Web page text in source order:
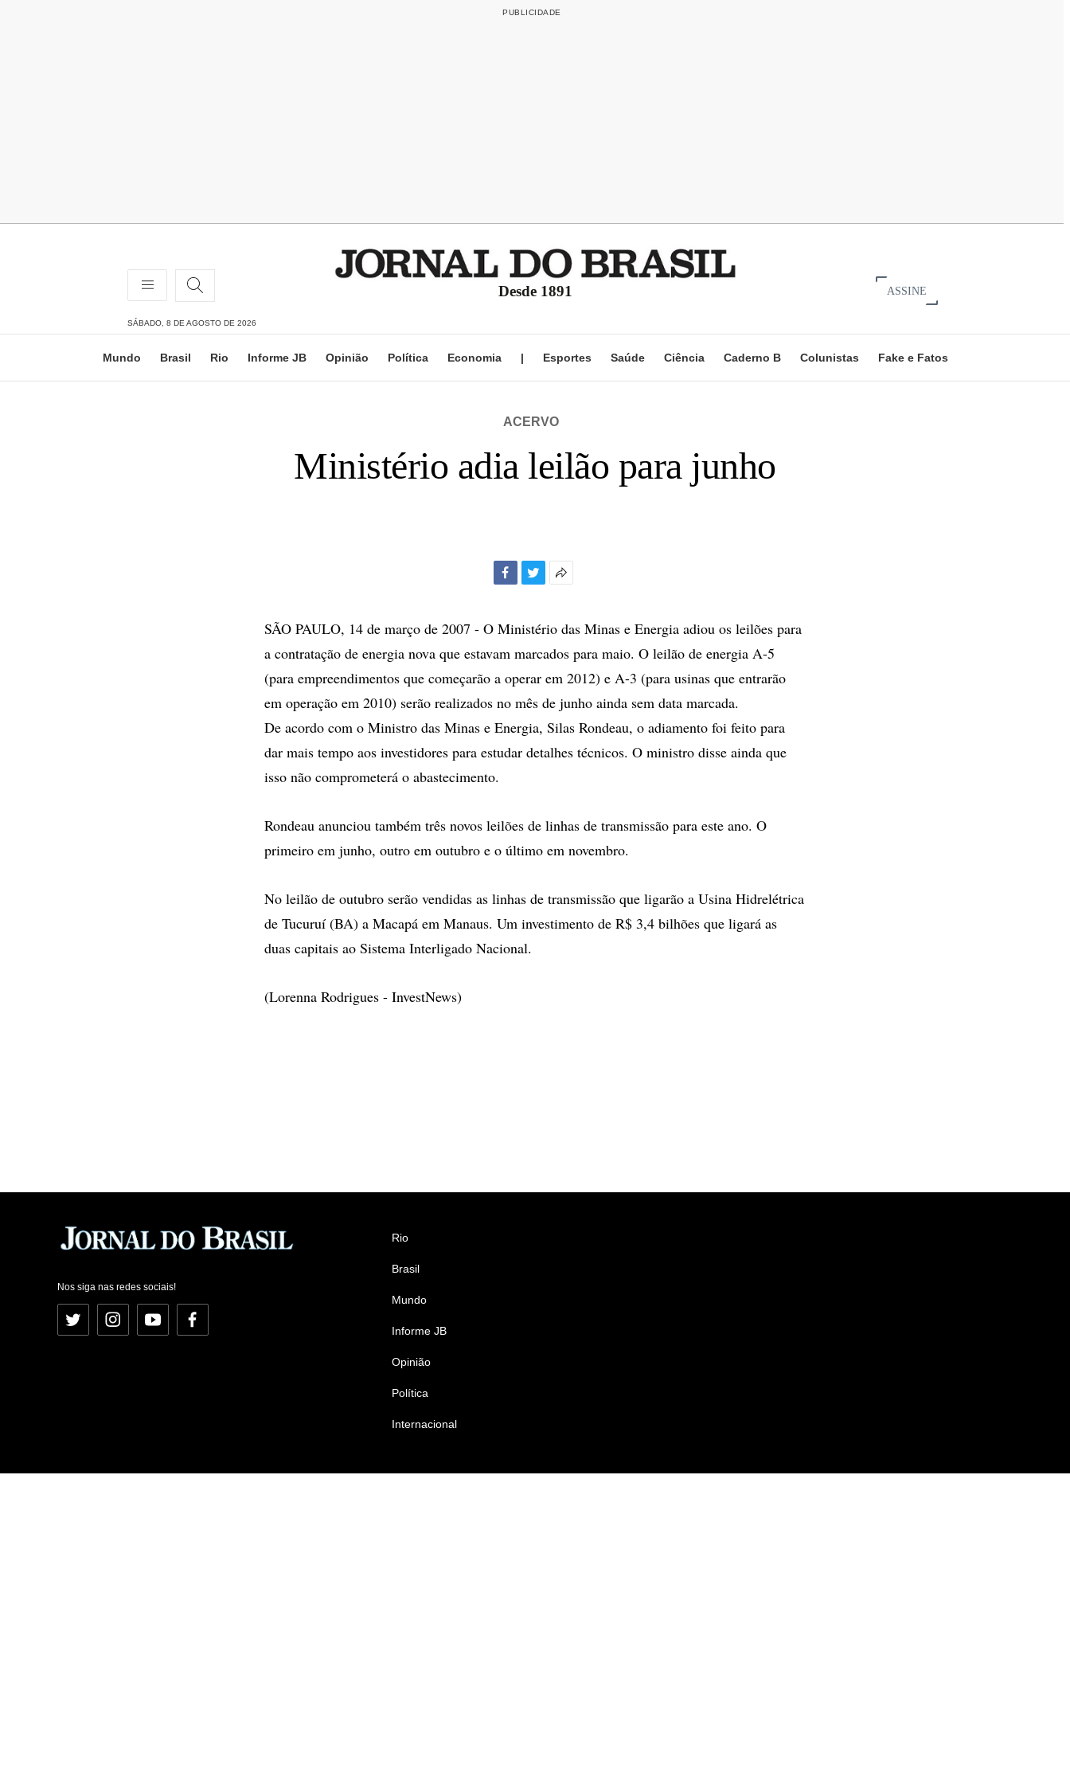
Desde 1891 ASSINE
SÁBADO, 8 DE AGOSTO DE 2026
Mundo Brasil Rio Informe JB Opinião Política Economia | Esportes Saúde Ciência Caderno B Colunistas Fake e Fatos
ACERVO
Ministério adia leilão para junho
compartilhamento
SÃO PAULO, 14 de março de 2007 - O Ministério das Minas e Energia adiou os leilões para
a contratação de energia nova que estavam marcados para maio. O leilão de energia A-5
(para empreendimentos que começarão a operar em 2012) e A-3 (para usinas que entrarão
em operação em 2010) serão realizados no mês de junho ainda sem data marcada.
De acordo com o Ministro das Minas e Energia, Silas Rondeau, o adiamento foi feito para
dar mais tempo aos investidores para estudar detalhes técnicos. O ministro disse ainda que
isso não comprometerá o abastecimento.
Rondeau anunciou também três novos leilões de linhas de transmissão para este ano. O
primeiro em junho, outro em outubro e o último em novembro.
No leilão de outubro serão vendidas as linhas de transmissão que ligarão a Usina Hidrelétrica
de Tucuruí (BA) a Macapá em Manaus. Um investimento de R$ 3,4 bilhões que ligará as
duas capitais ao Sistema Interligado Nacional.
(Lorenna Rodrigues - InvestNews)
Nos siga nas redes sociais!
Twitter InstagramYouTubeFacebook
Rio
Brasil
Mundo
Informe JB
Opinião
Política
Internacional